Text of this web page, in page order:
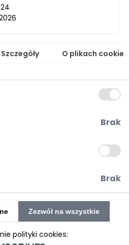
: Technetium.pl
Szczegóły O plikach cookie
Brak
Brak
polityki cookies:
Zezwól na wszystkie